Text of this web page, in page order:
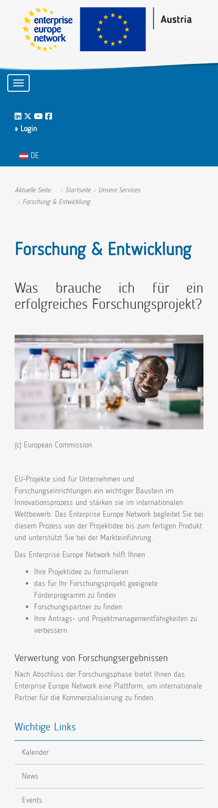
Toggle navigation
LinkedIn
Twitter
Youtube
Facebook
» Login
Sprache auswählen
DE
Aktuelle Seite: Startseite
Unsere Services
Forschung & Entwicklung
Forschung & Entwicklung
Was brauche ich für ein
erfolgreiches Forschungsprojekt?
(c) European Commission
EU-Projekte sind für Unternehmen und
Forschungseinrichtungen ein wichtiger Baustein im
Innovationsprozess und stärken sie im internationalen
Wettbewerb. Das Enterprise Europe Network begleitet Sie bei
diesem Prozess von der Projektidee bis zum fertigen Produkt
und unterstützt Sie bei der Markteinführung.
Das Enterprise Europe Network hilft Ihnen
Ihre Projektidee zu formulieren
das für Ihr Forschungsprojekt geeignete
Förderprogramm zu finden
Forschungspartner zu finden
Ihre Antrags- und Projektmanagementfähigkeiten zu
verbessern
Verwertung von Forschungsergebnissen
Nach Abschluss der Forschungsphase bietet Ihnen das
Enterprise Europe Network eine Plattform, um internationale
Partner für die Kommerzialisierung zu finden.
Wichtige Links
Kalender
News
Events